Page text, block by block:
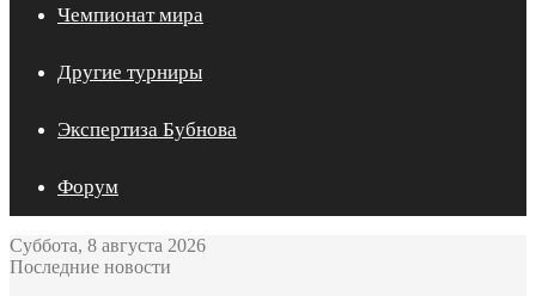
Чемпионат мира
Другие турниры
Экспертиза Бубнова
Форум
Суббота, 8 августа 2026
Последние новости